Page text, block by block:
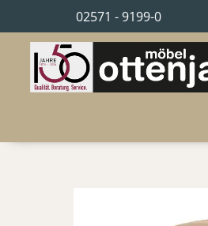
02571 - 9199-0